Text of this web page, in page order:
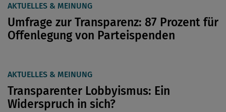
AKTUELLES & MEINUNG
Umfrage zur Transparenz: 87 Prozent für
Offenlegung von Parteispenden
AKTUELLES & MEINUNG
Transparenter Lobbyismus: Ein
Widerspruch in sich?